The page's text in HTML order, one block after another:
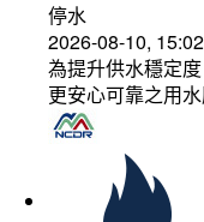
停水
2026-08-10,
為提升供水穩定
更安心可靠之用水